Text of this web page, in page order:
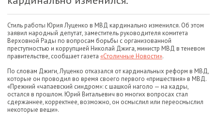
Стиль работы Юрия Луценко в МВД кардинально изменился. Об этом
заявил народный депутат, заместитель руководителя комитета
Верховной Рады по вопросам борьбы с организованной
преступностью и коррупцией Николай Джига, министр МВД в теневом
правительстве, сообщает газета «Столичные Новости».
По словам Джиги, Луценко отказался от кардинальных реформ в МВД,
которые он проводил во время своего первого «пришествия» в МВД.
«Прежний «чапаевский синдром»: с шашкой наголо — на кадры,
остался в прошлом. Юрий Витальевич во многих вопросах стал
сдержаннее, корректнее, возможно, он осмыслил или переосмыслил
некоторые вещи».